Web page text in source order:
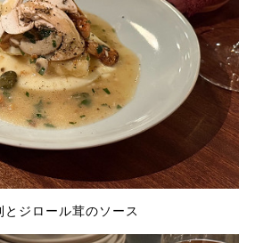
ジロール茸のソース